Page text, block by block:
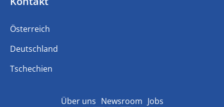
Österreich
Deutschland
Tschechien
Über uns Newsroom Jobs